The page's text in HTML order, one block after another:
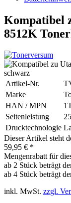
Kompatibel
8512K
Artikel-Nr.
Marke
HAN / MPN
Seitenleistung
Drucktechnologie
Dieser Artikel steht
59,95 € *
Mengenrabatt für
ab 2 Stück beträgt
ab 4 Stück beträgt
inkl. MwSt. zzgl.